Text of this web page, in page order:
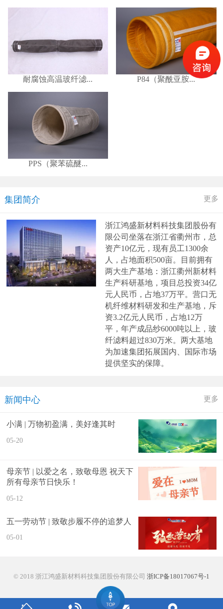
耐腐蚀高温玻纤滤... P84（聚酰亚胺...
PPS（聚苯硫醚...
集团简介 更多
浙江鸿盛新材料科技集团股份有
限公司 坐落在浙江省衢州市，总
资产10亿元，现有员工1300余
人，占地面积500亩。目前拥有
两大生产基地：浙江衢州新材料
生产科研基地，项目总投资34亿
元人民币，占地37万平。营口无
机纤维材料研发和生产基地，斥
资3.2亿元人民币，占地12万
平，年产成品纱6000吨以上，玻
纤滤料超过830万米。两大基地
为加速集团拓展国内、国际市场
提供坚实的保障。
新闻中心 更多
小满 | 万物初盈满，美好逢其时
05-20
母亲节 | 以爱之名，致敬母恩 祝天下
所有母亲节日快乐！
05-12
五一劳动节 | 致敬步履不停的追梦人
05-01
© 2018 浙江鸿盛新材料科技集团股份有限公司 浙ICP备18017067号-1